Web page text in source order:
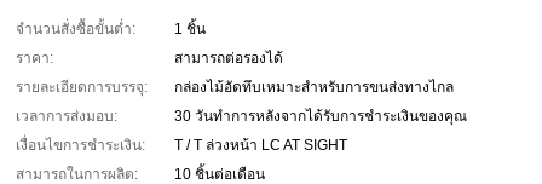
จำนวนสั่งซื้อขั้นต่ำ:
1 ชิ้น
ราคา:
สามารถต่อรองได้
รายละเอียดการบรรจุ:
กล่องไม้อัดทึบเหมาะสำหรับการขนส่งทางไกล
เวลาการส่งมอบ:
30 วันทำการหลังจากได้รับการชำระเงินของคุณ
เงื่อนไขการชำระเงิน:
T / T ล่วงหน้า LC AT SIGHT
สามารถในการผลิต:
10 ชิ้นต่อเดือน